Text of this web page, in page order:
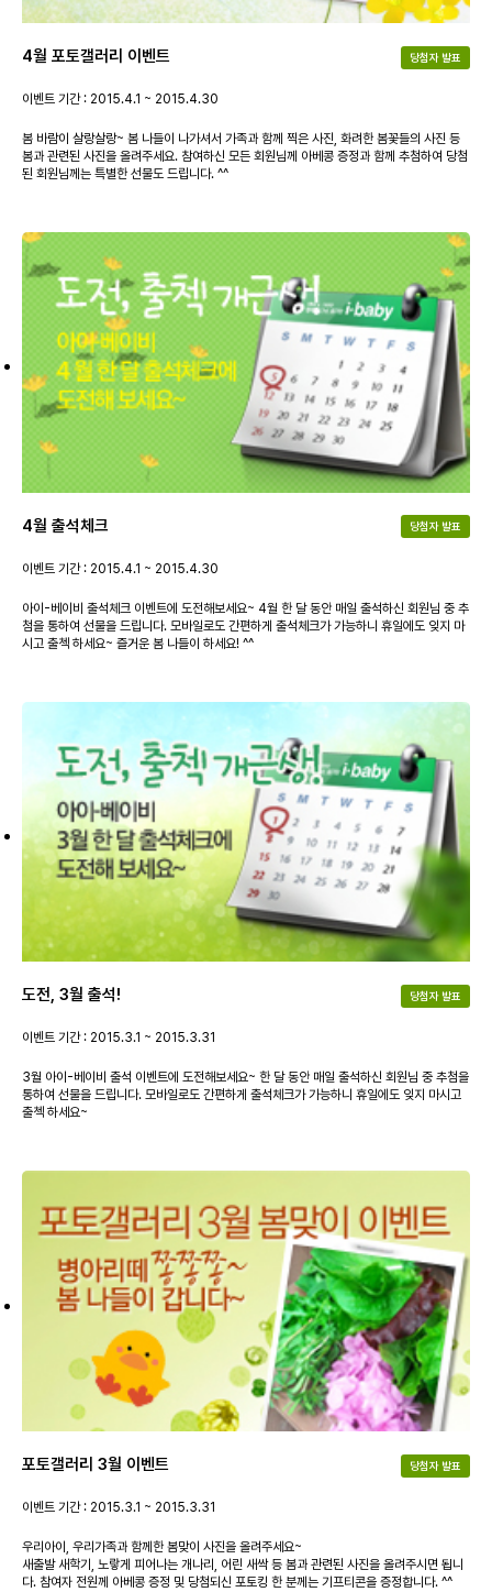
4월 포토갤러리 이벤트 당첨자 발표
이벤트 기간 : 2015.4.1 ~ 2015.4.30
봄 바람이 살랑살랑~ 봄 나들이 나가셔서 가족과 함께 찍은 사진, 화려한 봄꽃들의 사진 등
봄과 관련된 사진을 올려주세요. 참여하신 모든 회원님께 아베콩 증정과 함께 추첨하여 당첨
된 회원님께는 특별한 선물도 드립니다. ^^
4월 출석체크 당첨자 발표
이벤트 기간 : 2015.4.1 ~ 2015.4.30
아이-베이비 출석체크 이벤트에 도전해보세요~ 4월 한 달 동안 매일 출석하신 회원님 중 추
첨을 통하여 선물을 드립니다. 모바일로도 간편하게 출석체크가 가능하니 휴일에도 잊지 마
시고 출첵 하세요~ 즐거운 봄 나들이 하세요! ^^
도전, 3월 출석! 당첨자 발표
이벤트 기간 : 2015.3.1 ~ 2015.3.31
3월 아이-베이비 출석 이벤트에 도전해보세요~ 한 달 동안 매일 출석하신 회원님 중 추첨을
통하여 선물을 드립니다. 모바일로도 간편하게 출석체크가 가능하니 휴일에도 잊지 마시고
출첵 하세요~
포토갤러리 3월 이벤트 당첨자 발표
이벤트 기간 : 2015.3.1 ~ 2015.3.31
우리아이, 우리가족과 함께한 봄맞이 사진을 올려주세요~
새출발 새학기, 노랗게 피어나는 개나리, 어린 새싹 등 봄과 관련된 사진을 올려주시면 됩니
다. 참여자 전원께 아베콩 증정 및 당첨되신 포토킹 한 분께는 기프티콘을 증정합니다. ^^